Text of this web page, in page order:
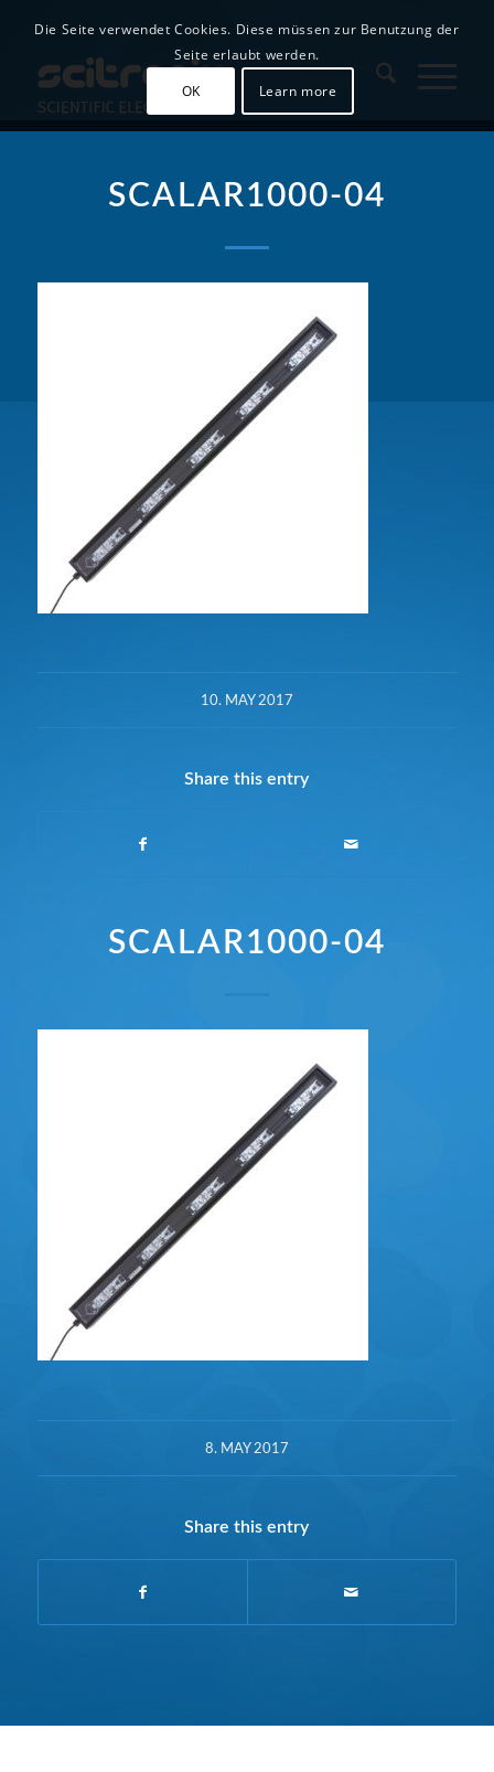
SCALAR1000-04
10. MAY 2017
Share this entry
SCALAR1000-04
8. MAY 2017
Share this entry
Die Seite verwendet Cookies. Diese müssen zur Benutzung der
Seite erlaubt werden.
OK
Learn more